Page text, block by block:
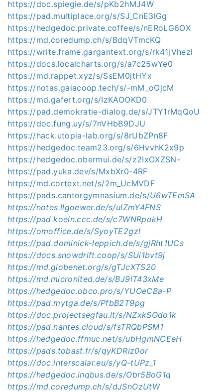
https://doc.spiegie.de/s/pKb2hMJ4W
https://pad.multiplace.org/s/SJ_CnE3lGg
https://hedgedoc.private.coffee/s/nERoLG6OX
https://md.coredump.ch/s/BdqVTmcKQ
https://write.frame.gargantext.org/s/rk41jVhezl
https://docs.localcharts.org/s/a7c25wYe0
https://md.rappet.xyz/s/SsEM0jtHYx
https://notas.gaiacoop.tech/s/-mM_oOjcM
https://md.gafert.org/s/IzKAOOKD0
https://pad.demokratie-dialog.de/s/JTY1rMqQoU
https://doc.fung.uy/s/7nVHbB9DJU
https://hack.utopia-lab.org/s/8rUbZPn8F
https://hedgedoc.team23.org/s/6HvvhK2x9p
https://hedgedoc.obermui.de/s/z2IxOXZSN-
https://pad.yuka.dev/s/MxbXr0-4RF
https://md.cortext.net/s/2m_UcMVDF
https://pads.cantorgymnasium.de/s/U6wTEmSA
https://notes.llgoewer.de/s/ulZmY4FNS
https://pad.koeln.ccc.de/s/c7WNRpokH
https://omoffice.de/s/SyoyTE2gzl
https://pad.dominick-leppich.de/s/gjRht1UCs
https://docs.snowdrift.coop/s/SUi1bvt9j
https://md.globenet.org/s/gTJcXTS20
https://md.micronited.de/s/BJ9lT43xMe
https://hedgedoc.obco.pro/s/YUOeCBa-P
https://pad.mytga.de/s/PfbB2T9pg
https://doc.projectsegfau.lt/s/NZxkSOdo1k
https://pad.nantes.cloud/s/fsTRQbPSM1
https://hedgedoc.ffmuc.net/s/ubHgmNCEeH
https://pads.tobast.fr/s/qyKDRiz0or
https://doc.interscalar.eu/s/yQ-tUPz_1
https://hedgedoc.inqbus.de/s/Obr5BoG1q
https://md.coredump.ch/s/dJSnOzUtW